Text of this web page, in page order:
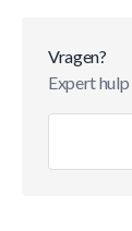
Vragen?
Expert